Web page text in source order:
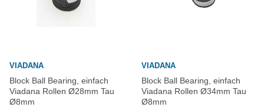
VIADANA
Block Ball Bearing, einfach
Viadana Rollen Ø28mm Tau
Ø8mm
VIADANA
Block Ball Bearing, einfach
Viadana Rollen Ø34mm Tau
Ø8mm